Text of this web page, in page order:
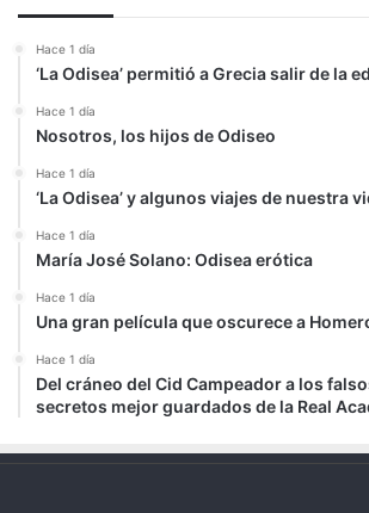
Hace 1 día
‘La Odisea’ permitió a Grecia salir de la
Hace 1 día
Nosotros, los hijos de Odiseo
Hace 1 día
‘La Odisea’ y algunos viajes de nuestra
Hace 1 día
María José Solano: Odisea erótica
Hace 1 día
Una gran película que oscurece a
Hace 1 día
Del cráneo del Cid Campeador a los
secretos mejor guardados de la Real